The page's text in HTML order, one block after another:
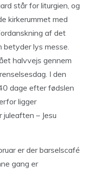
står for liturgien, og
kirkerummet med
af det
betyder lys messe.
halvvejs gennem
I den
dage efter fødslen
ligger
– Jesu
er der barselscafé
gang er